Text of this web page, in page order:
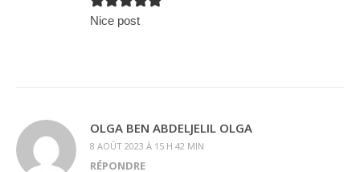
Nice post
OLGA BEN ABDELJELIL OLGA
8 AOÛT 2023 À 15 H 42 MIN
RÉPONDRE